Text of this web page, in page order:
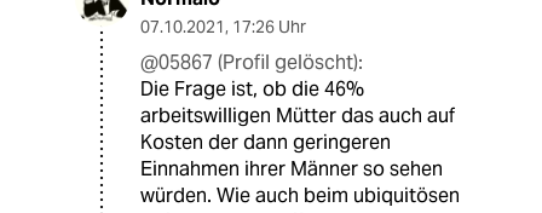
07.10.2021, 17:26 Uhr
@05867 (Profil gelöscht):
Die Frage ist, ob die 46%
arbeitswilligen Mütter das auch auf
Kosten der dann geringeren
Einnahmen ihrer Männer so sehen
würden. Wie auch beim ubiquitösen